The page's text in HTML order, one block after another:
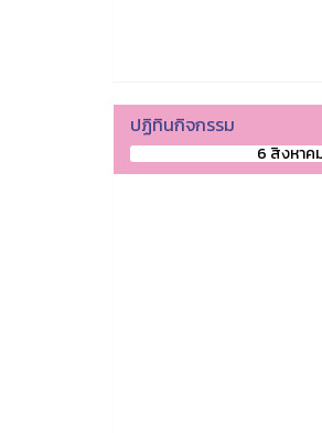
ปฏิทินกิจกรรม
6 สิงหาค